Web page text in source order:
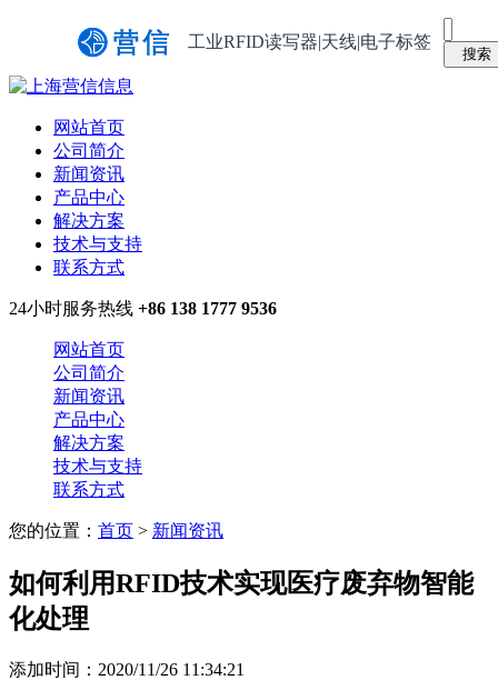
工业RFID读写器|天线|电子标签
网站首页
公司简介
新闻资讯
产品中心
解决方案
技术与支持
联系方式
24小时服务热线 +86 138 1777 9536
网站首页
公司简介
新闻资讯
产品中心
解决方案
技术与支持
联系方式
您的位置： 首页 > 新闻资讯
如何利用RFID技术实现医疗废弃物智能
化处理
添加时间：2020/11/26 11:34:21